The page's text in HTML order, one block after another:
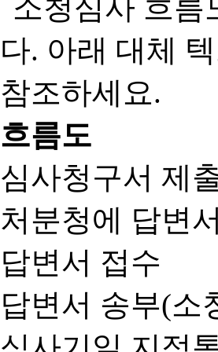
흐름도
심사청구서 제
처분청에 답변
답변서 접수
답변서 송부(소